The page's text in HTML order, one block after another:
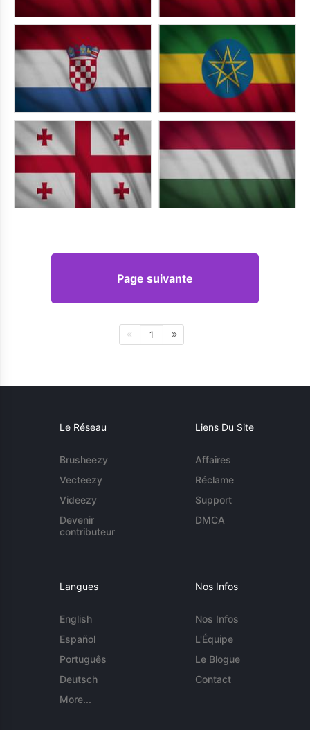
Page suivante
1
Le Réseau
Brusheezy
Vecteezy
Videezy
Devenir
contributeur
Liens Du Site
Affaires
Réclame
Support
DMCA
Langues
English
Español
Português
Deutsch
More...
Nos Infos
Nos Infos
L'Équipe
Le Blogue
Contact